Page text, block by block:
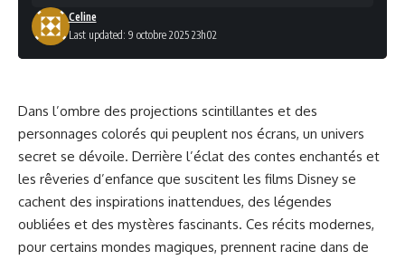
Last updated: 9 octobre 2025 23h02
Celine
Dans l’ombre des projections scintillantes et des
personnages colorés qui peuplent nos écrans, un univers
secret se dévoile. Derrière l’éclat des contes enchantés et
les rêveries d’enfance que suscitent les films Disney se
cachent des inspirations inattendues, des légendes
oubliées et des mystères fascinants. Ces récits modernes,
pour certains mondes magiques, prennent racine dans de